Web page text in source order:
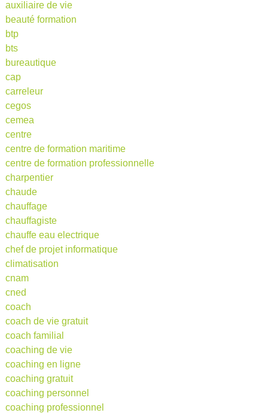
auxiliaire de vie
beauté formation
btp
bts
bureautique
cap
carreleur
cegos
cemea
centre
centre de formation maritime
centre de formation professionnelle
charpentier
chaude
chauffage
chauffagiste
chauffe eau electrique
chef de projet informatique
climatisation
cnam
cned
coach
coach de vie gratuit
coach familial
coaching de vie
coaching en ligne
coaching gratuit
coaching personnel
coaching professionnel